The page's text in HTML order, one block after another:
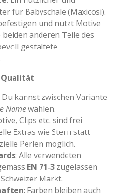
für Babyschale (Maxicosi).
und nutzt Motive
beiden anderen Teile des
gestaltete
Qualität
Du kannst zwischen Variante
Namewählen.
Clips etc. sind frei
Extras wie Stern statt
Perlen möglich.
: Alle verwendeten
EN 71‑3 zugelassen
Markt.
: Farben bleiben auch